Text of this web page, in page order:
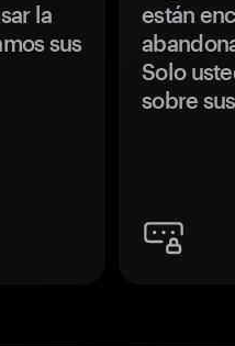
la
sus
están
Solo
sobre